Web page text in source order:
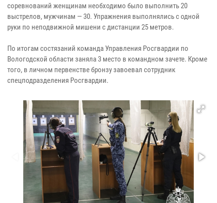
соревнований женщинам необходимо было выполнить 20
выстрелов, мужчинам — 30. Упражнения выполнялись с одной
руки по неподвижной мишени с дистанции 25 метров.
По итогам состязаний команда Управления Росгвардии по
Вологодской области заняла 3 место в командном зачете. Кроме
того, в личном первенстве бронзу завоевал сотрудник
спецподразделения Росгвардии.